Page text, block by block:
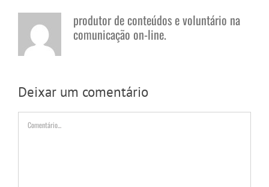
produtor de conteúdos e voluntário na
comunicação on-line.
Deixar um comentário
Comentário